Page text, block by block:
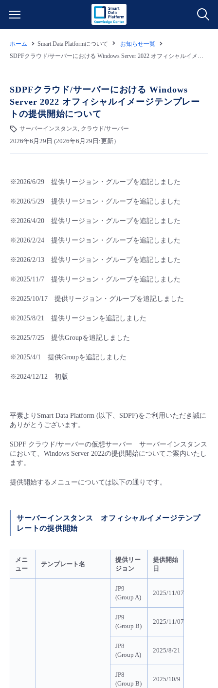
クラウド/サーバー
ネットワーク
モニタリング/監査
管理機能
データ利活用
クラウド/サーバー
サポート
すべてのメニューを見る
料金情報
料金シミュレーター
クラウド/サーバー
IoT
サポート
ご利用開始ガイド
- 管理機能
■ セットアップガイド
- 初期設定・確認
- ユーザー機能の管理
- APIリファレンス
- クラウド / サーバー
- Flexible InterConnect
- バックアップ
- データと分析
- マルチクラウド利用
- リモートワーク
- その他
故障/メンテナンス履歴
定期メンテナンス
パートナー
販売パートナー向けプログラム
脱炭素化
ホーム Smart Data Platformについて
お知らせ一覧
SDPFクラウド/サーバーにおける Windows Server 2022 オフィシャルイメージテンプレートの提供開始について
SDPFクラウド/サーバーにおける Windows
Server 2022 オフィシャルイメージテンプレー
トの提供開始について
サーバーインスタンス, クラウド/サーバー
2026年6月29日 (2026年6月29日:更新）
※2026/6/29 提供リージョン・グループを追記しました
※2026/5/29 提供リージョン・グループを追記しました
※2026/4/20 提供リージョン・グループを追記しました
※2026/2/24 提供リージョン・グループを追記しました
※2026/2/13 提供リージョン・グループを追記しました
※2025/11/7 提供リージョン・グループを追記しました
※2025/10/17 提供リージョン・グループを追記しました
※2025/8/21 提供リージョンを追記しました
※2025/7/25 提供Groupを追記しました
※2025/4/1 提供Groupを追記しました
※2024/12/12 初版
平素よりSmart Data Platform (以下、SDPF)をご利用いただき誠に
ありがとうございます。
SDPF クラウド/サーバーの仮想サーバー サーバーインスタンス
において、Windows Server 2022の提供開始についてご案内いたし
ます。
提供開始するメニューについては以下の通りです。
サーバーインスタンスオフィシャルイメージテンプ
レートの提供開始
メニ
ュー
テンプレート名
提供リー
ジョン
提供開始
日
JP9
(Group A)
2025/11/07
JP9
(Group B)
2025/11/07
JP8
(Group A)
2025/8/21
JP8
(Group B)
2025/10/9